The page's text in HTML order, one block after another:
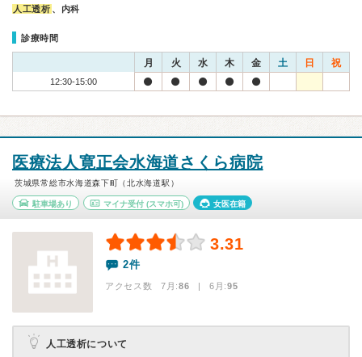
人工透析 、内科
診療時間
月 火 水 木 金 土 日 祝
12:30-15:00
医療法人寛正会水海道さくら病院
茨城県常総市水海道森下町（北水海道駅）
駐車場あり マイナ受付(スマホ可) 女医在籍
3.31
2件
アクセス数 7月:86 | 6月:95
人工透析について